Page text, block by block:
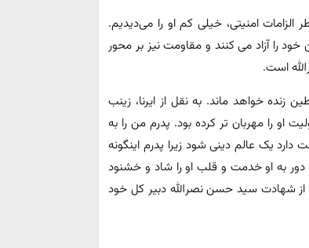
امنیتی، خیلی کم او را می‌دیدیم.
را آزاد می کنند و مقاومت نیز بر محور
است.
زنده خواهد ماند. به نقل از ایرنا، زینب
او را مهربان تر کرده بود. پدرم من را به
یک عالم دینی شود زیرا پدرم اینگونه
به او خدمت و قلب او را شاد و خشنود
از شهادت سید حسن نصرالله دبیر کل خود